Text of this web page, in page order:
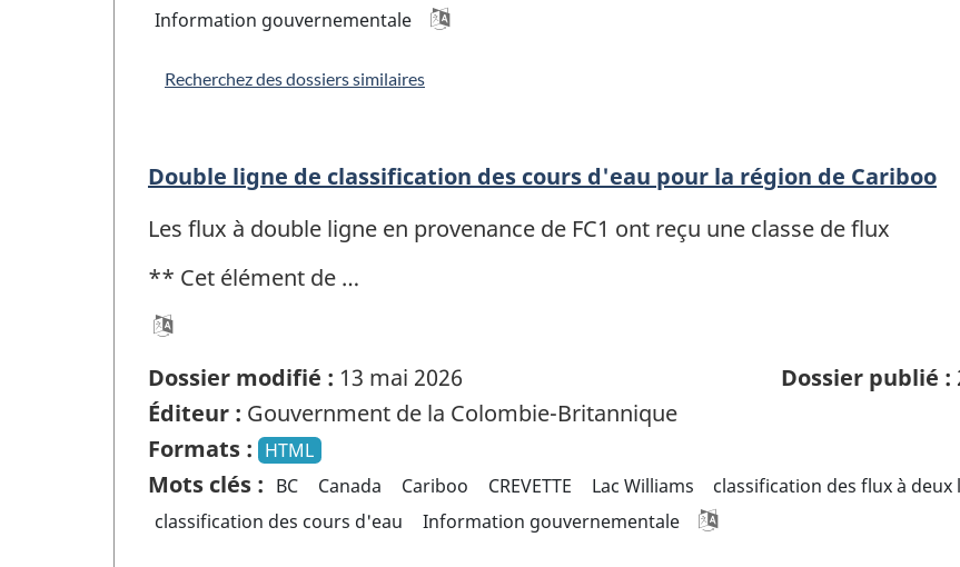
Information gouvernementale
Recherchez des dossiers similaires
Double ligne de classification des cours d'eau pour la région de Cariboo
Les flux à double ligne en provenance de FC1 ont reçu une classe de flux
** Cet élément de …
Dossier modifié : 13 mai 2026 Dossier publié :
Éditeur : Gouvernment de la Colombie-Britannique
Formats : HTML
Mots clés : BC Canada Cariboo CREVETTE Lac Williams classification des flux à deux
classification des cours d'eau
Information gouvernementale